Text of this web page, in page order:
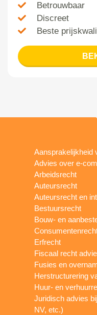
Betrouwbaar
Discreet
Beste
Aansprakelijkheid
Advies over e-
Arbeidsrecht
Auteursrecht
Auteursrecht en
Bestuursrecht
Bouw- en
Erfrecht
Fiscaal recht
Fusies en
Herstructurering
Huur- en
Juridisch advies
NV, etc.)